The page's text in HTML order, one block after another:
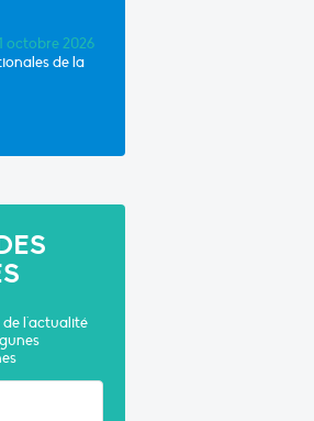
octobre 2026
de la
de l'actualité